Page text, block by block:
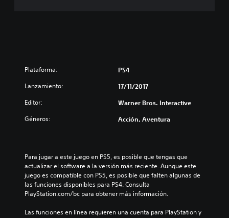
Plataforma: PS4
Lanzamiento: 17/11/2017
Editor: Warner Bros. Interactive
Géneros: Acción, Aventura
Para jugar a este juego en PS5, es posible que tengas que
actualizar el software a la versión más reciente. Aunque este
juego es compatible con PS5, es posible que falten algunas de
las funciones disponibles para PS4. Consulta
PlayStation.com/bc para obtener más información.
Las funciones en línea requieren una cuenta para PlayStation y